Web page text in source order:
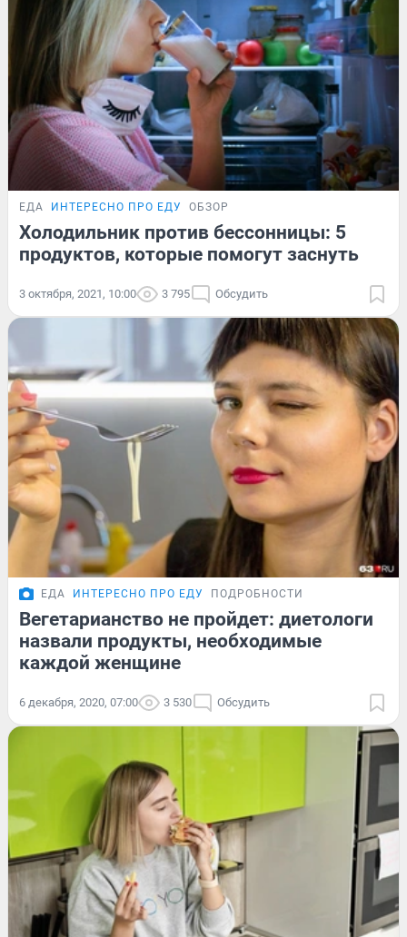
ЕДА ИНТЕРЕСНО ПРО ЕДУ ОБЗОР
Холодильник против бессонницы: 5
продуктов, которые помогут заснуть
3 октября, 2021, 10:00 3 795 Обсудить
ЕДА ИНТЕРЕСНО ПРО ЕДУ ПОДРОБНОСТИ
Вегетарианство не пройдет: диетологи
назвали продукты, необходимые
каждой женщине
6 декабря, 2020, 07:00 3 530 Обсудить